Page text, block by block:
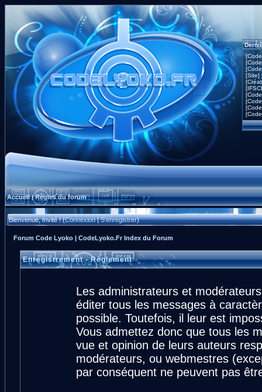
[Site]
Accueil|Règles du forum
Bienvenue, Invité ! (Connexion|S'enregistrer)
Forum Code Lyoko | CodeLyoko.Fr Index du Forum
Enregistrement - Règlement
Les administrateurs et
éditer tous les messages à
possible. Toutefois, il leur est
Vous admettez donc que tous les
vue et opinion de leurs auteurs
modérateurs, ou webmestres
par conséquent ne peuvent pas